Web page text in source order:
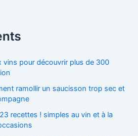
vins pour découvrir plus de 300
ramollir un saucisson trop sec et
recettes ! simples au vin et à la